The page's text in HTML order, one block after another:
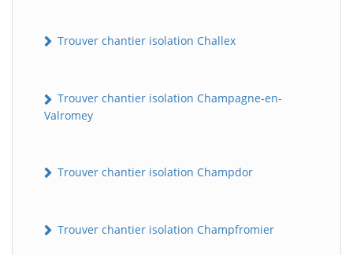
Trouver chantier isolation Challex
Trouver chantier isolation Champagne-en-
Valromey
Trouver chantier isolation Champdor
Trouver chantier isolation Champfromier